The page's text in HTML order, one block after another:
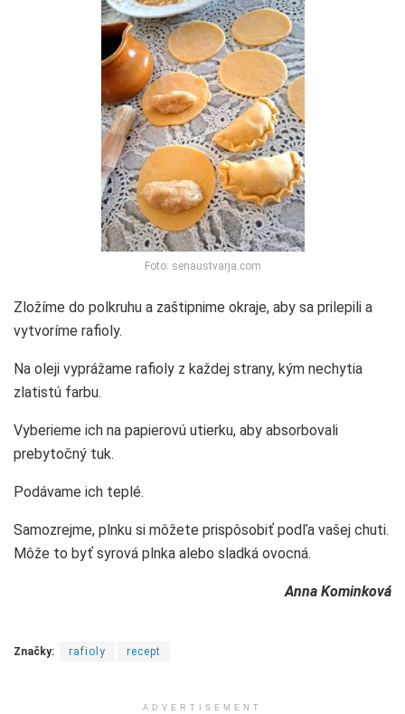
Foto: senaustvarja.com
Zložíme do polkruhu a zaštipnime okraje, aby sa prilepili a
vytvoríme rafioly.
Na oleji vyprážame rafioly z každej strany, kým nechytia
zlatistú farbu.
Vyberieme ich na papierovú utierku, aby absorbovali
prebytočný tuk.
Podávame ich teplé.
Samozrejme, plnku si môžete prispôsobiť podľa vašej chuti.
Môže to byť syrová plnka alebo sladká ovocná.
Anna Kominková
Značky: rafioly recept
ADVERTISEMENT